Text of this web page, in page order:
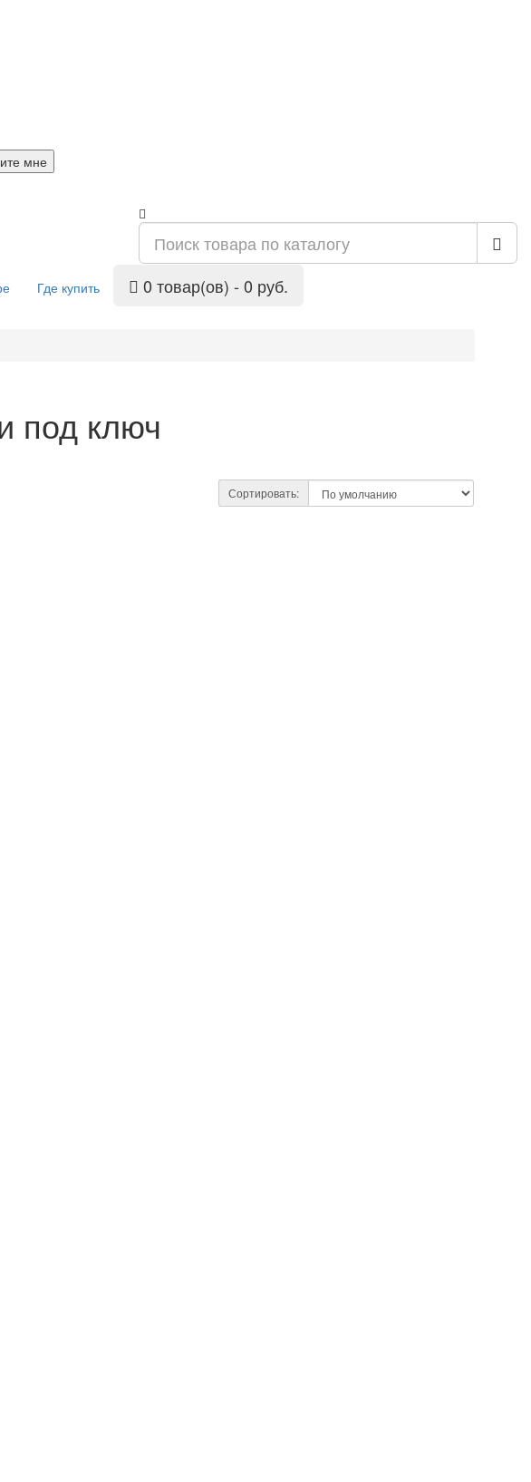
Где купить 0 товар(ов) - 0 руб.
под ключ
Сортировать: